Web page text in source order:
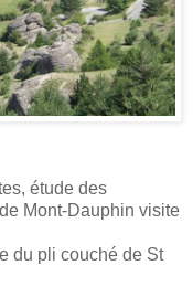
étude des
Mont-Dauphin visite
du pli couché de St